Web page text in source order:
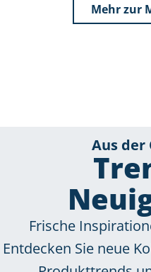
Mehr zur
Aus der
Frische
Entdecken Sie neue